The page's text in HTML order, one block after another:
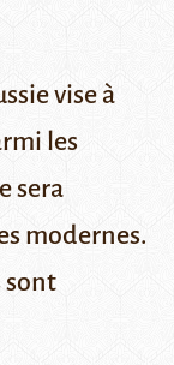
vise à
les
sera
modernes.
sont